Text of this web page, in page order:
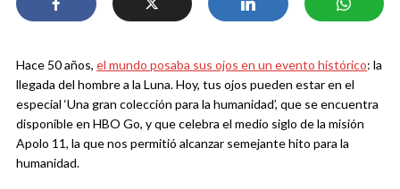
Hace 50 años, el mundo posaba sus ojos en un evento histórico: la
llegada del hombre a la Luna. Hoy, tus ojos pueden estar en el
especial ‘Una gran colección para la humanidad’, que se encuentra
disponible en HBO Go, y que celebra el medio siglo de la misión
Apolo 11, la que nos permitió alcanzar semejante hito para la
humanidad.